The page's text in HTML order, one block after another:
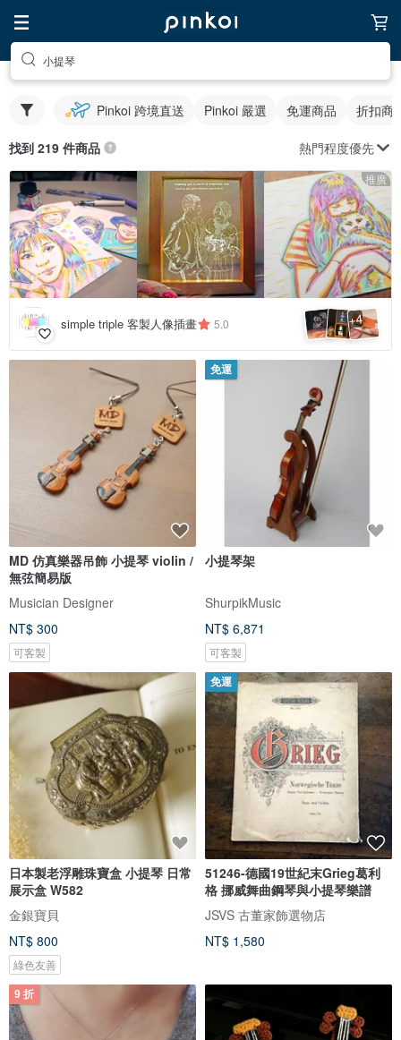
小提琴
Pinkoi 跨境直送 Pinkoi 嚴選 免運商品 折扣商
找到 219 件商品 熱門程度優先
推廣
simple triple 客製人像插畫 5.0 +4
MD 仿真樂器吊飾 小提琴 violin /
無弦簡易版
Musician Designer
NT$ 300
可客製
免運
小提琴架
ShurpikMusic
NT$ 6,871
可客製
日本製老浮雕珠寶盒 小提琴 日常
展示盒 W582
金銀寶貝
NT$ 800
綠色友善
免運
51246-德國19世紀末Grieg葛利
格 挪威舞曲鋼琴與小提琴樂譜
JSVS 古董家飾選物店
NT$ 1,580
9 折